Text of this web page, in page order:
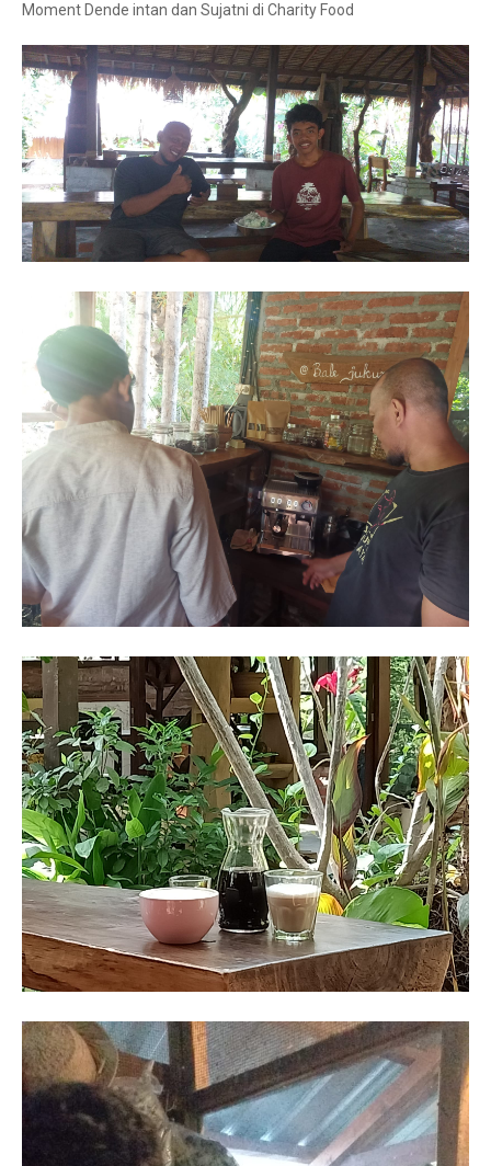
Moment Dende intan dan Sujatni di Charity Food